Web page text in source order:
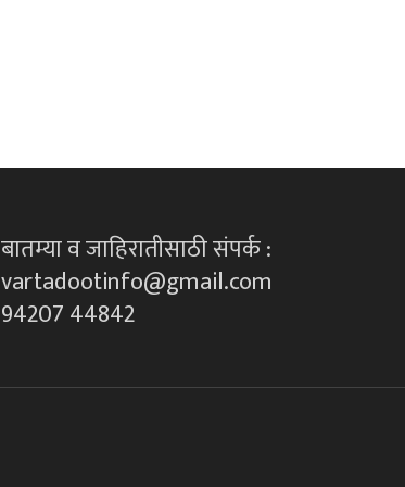
बातम्या व जाहिरातीसाठी संपर्क :
vartadootinfo@gmail.com
94207 44842